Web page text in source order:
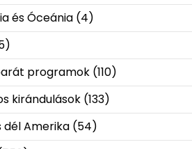
és Óceánia(4)
programok(110)
kirándulások(133)
dél Amerika(54)